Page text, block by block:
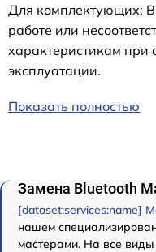
Для комплектующих:
работе или
характеристикам при
эксплуатации.
Показать полностью
Замена Bluetooth
[dataset:services:name]
нашем
мастерами. На все виды